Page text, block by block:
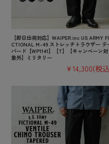
【即日出荷対応】WAIPER.inc US ARMY FI
CTIONAL M-49 ストレッチトラウザー テ
パード【WP1141】【T】【キャンペーン対
象外】ミリタリー
¥14,300(税